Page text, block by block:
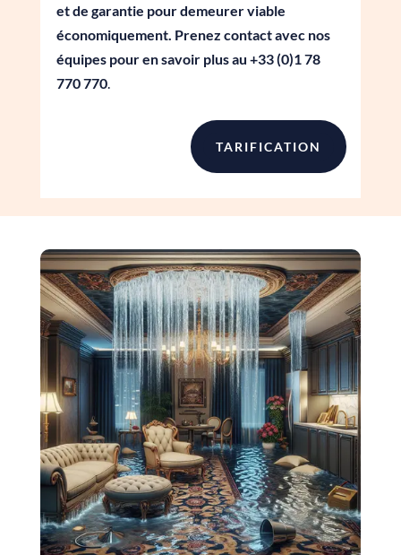
et de garantie pour demeurer viable
économiquement. Prenez contact avec nos
équipes pour en savoir plus au +33 (0)1 78
770 770.
TARIFICATION